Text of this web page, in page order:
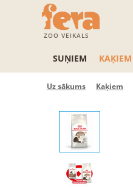
ZOO VEIKALS
SUŅIEM KAĶIEM
Uz sākums Kaķiem